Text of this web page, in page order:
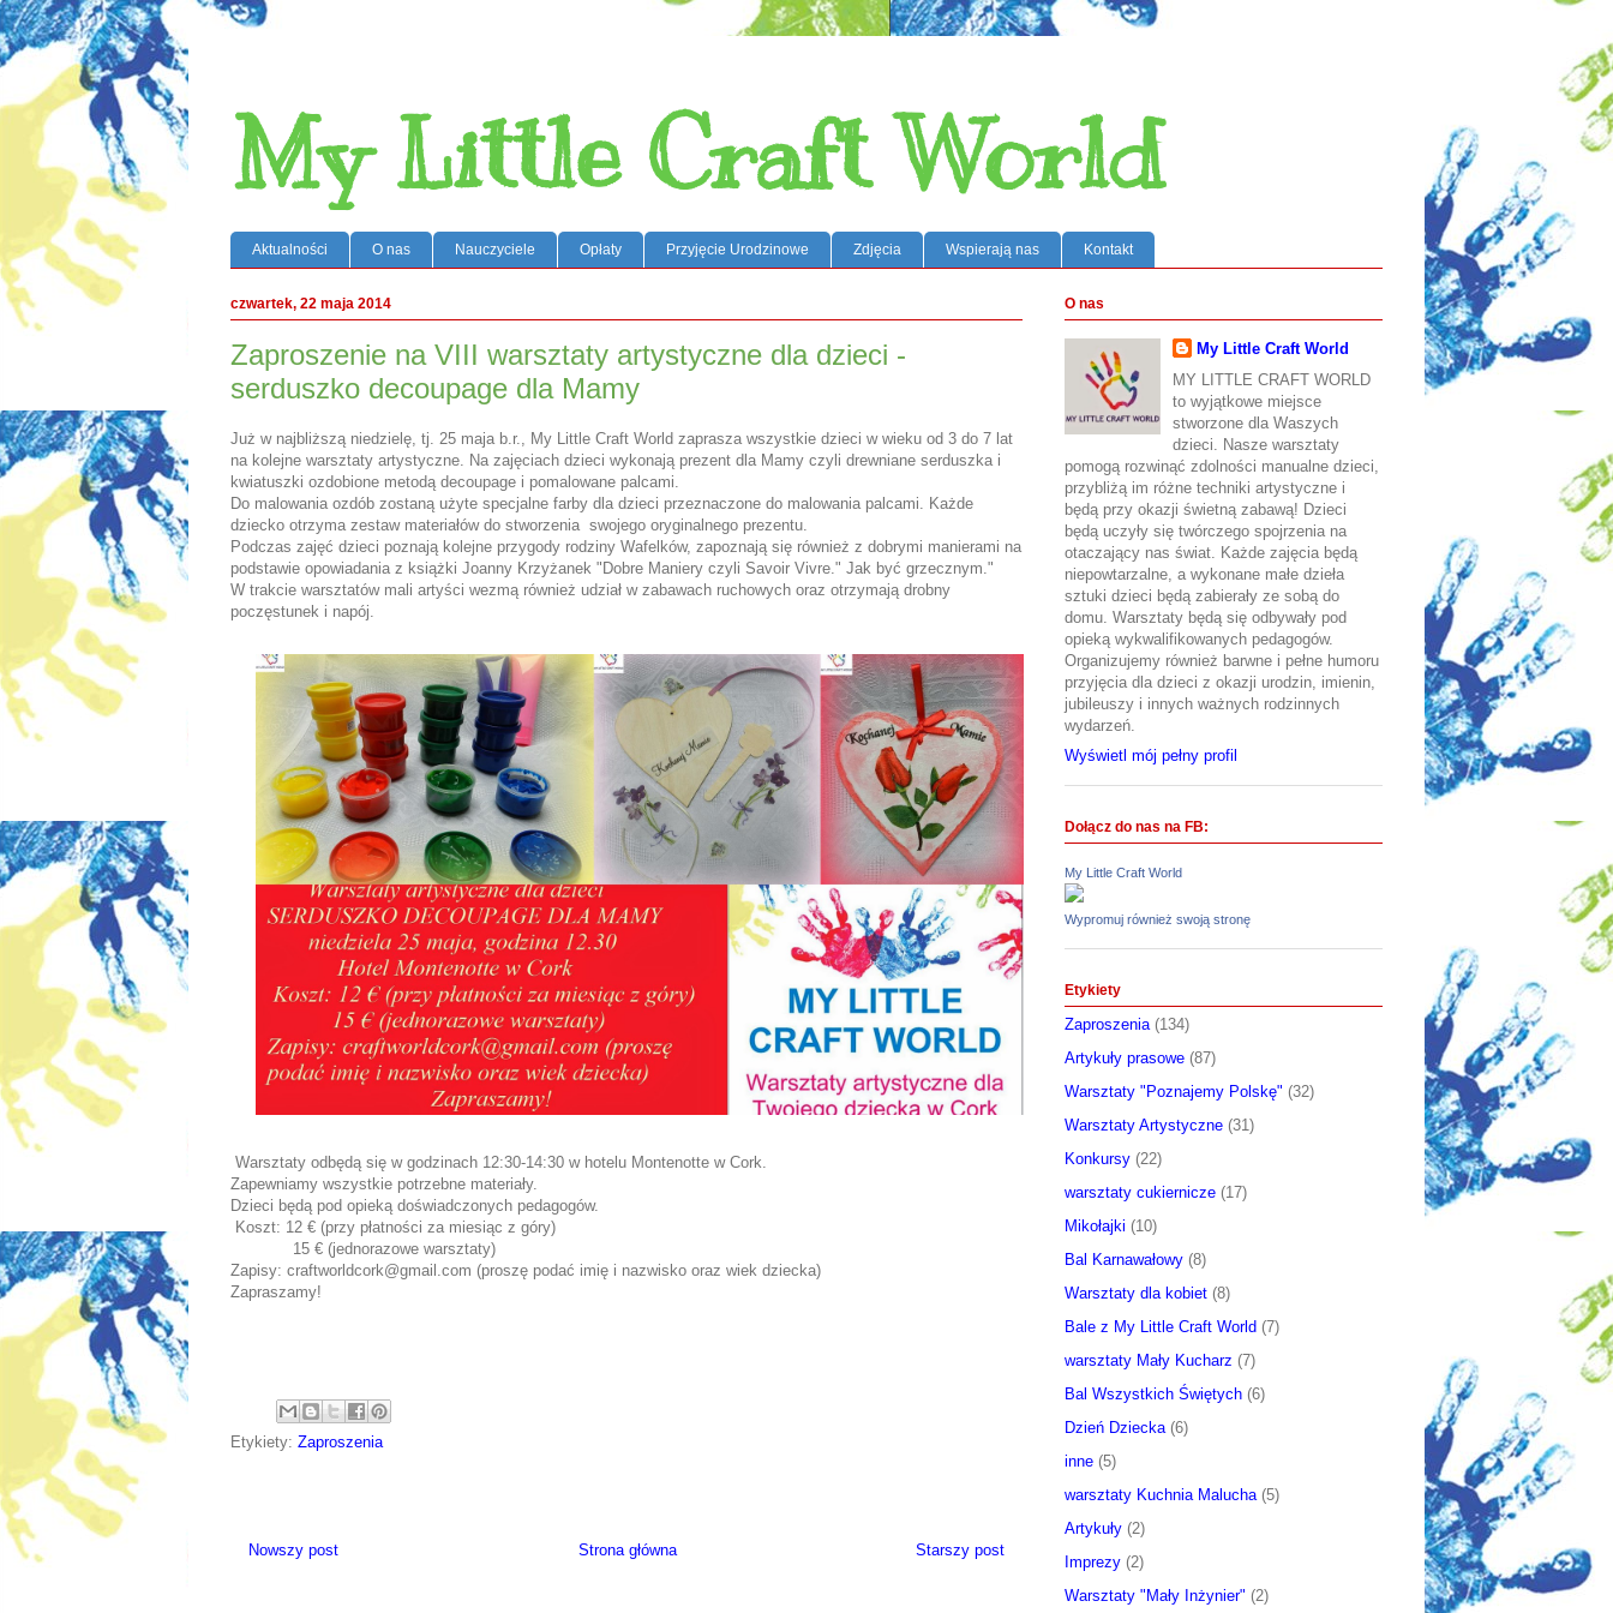
My Little Craft World
Aktualności O nas Nauczyciele Opłaty Przyjęcie Urodzinowe Zdjęcia Wspierają nas Kontakt
czwartek, 22 maja 2014
Zaproszenie na VIII warsztaty artystyczne dla dzieci -
serduszko decoupage dla Mamy
Już w najbliższą niedzielę, tj. 25 maja b.r., My Little Craft World zaprasza wszystkie dzieci w wieku od 3 do 7 lat
na kolejne warsztaty artystyczne. Na zajęciach dzieci wykonają prezent dla Mamy czyli drewniane serduszka i
kwiatuszki ozdobione metodą decoupage i pomalowane palcami.
Do malowania ozdób zostaną użyte specjalne farby dla dzieci przeznaczone do malowania palcami. Każde
dziecko otrzyma zestaw materiałów do stworzenia swojego oryginalnego prezentu.
Podczas zajęć dzieci poznają kolejne przygody rodziny Wafelków, zapoznają się również z dobrymi manierami na
podstawie opowiadania z książki Joanny Krzyżanek "Dobre Maniery czyli Savoir Vivre." Jak być grzecznym."
W trakcie warsztatów mali artyści wezmą również udział w zabawach ruchowych oraz otrzymają drobny
poczęstunek i napój.
Warsztaty odbędą się w godzinach 12:30-14:30 w hotelu Montenotte w Cork.
Zapewniamy wszystkie potrzebne materiały.
Dzieci będą pod opieką doświadczonych pedagogów.
Koszt: 12 € (przy płatności za miesiąc z góry)
15 € (jednorazowe warsztaty)
Zapisy: craftworldcork@gmail.com (proszę podać imię i nazwisko oraz wiek dziecka)
Zapraszamy!
Etykiety: Zaproszenia
Nowszy post Starszy post
Strona główna
O nas
My Little Craft World
MY LITTLE CRAFT WORLD
to wyjątkowe miejsce
stworzone dla Waszych
dzieci. Nasze warsztaty
pomogą rozwinąć zdolności manualne dzieci,
przybliżą im różne techniki artystyczne i
będą przy okazji świetną zabawą! Dzieci
będą uczyły się twórczego spojrzenia na
otaczający nas świat. Każde zajęcia będą
niepowtarzalne, a wykonane małe dzieła
sztuki dzieci będą zabierały ze sobą do
domu. Warsztaty będą się odbywały pod
opieką wykwalifikowanych pedagogów.
Organizujemy również barwne i pełne humoru
przyjęcia dla dzieci z okazji urodzin, imienin,
jubileuszy i innych ważnych rodzinnych
wydarzeń.
Wyświetl mój pełny profil
Dołącz do nas na FB:
My Little Craft World
Wypromuj również swoją stronę
Etykiety
Zaproszenia (134)
Artykuły prasowe (87)
Warsztaty "Poznajemy Polskę" (32)
Warsztaty Artystyczne (31)
Konkursy (22)
warsztaty cukiernicze (17)
Mikołajki (10)
Bal Karnawałowy (8)
Warsztaty dla kobiet (8)
Bale z My Little Craft World (7)
warsztaty Mały Kucharz (7)
Bal Wszystkich Świętych (6)
Dzień Dziecka (6)
inne (5)
warsztaty Kuchnia Malucha (5)
Artykuły (2)
Imprezy (2)
Warsztaty "Mały Inżynier" (2)